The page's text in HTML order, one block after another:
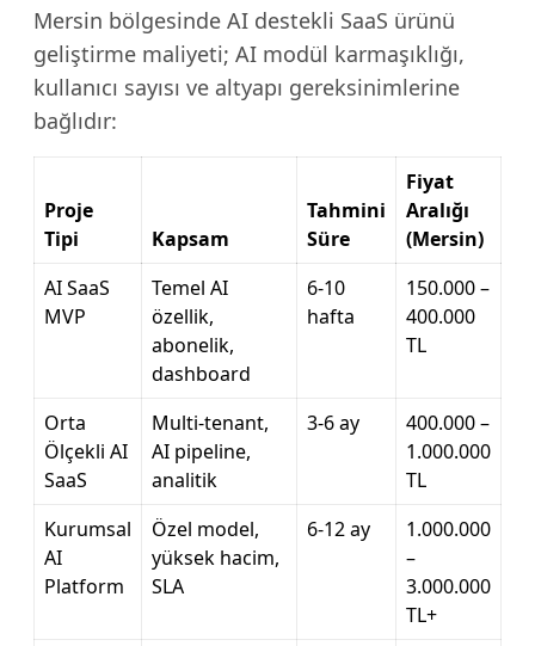
Mersin bölgesinde AI destekli SaaS ürünü
geliştirme maliyeti; AI modül karmaşıklığı,
kullanıcı sayısı ve altyapı gereksinimlerine
bağlıdır:
Proje
Tipi
Kapsam
Tahmini
Süre
Fiyat
Aralığı
(Mersin)
AI SaaS
MVP
Temel AI
özellik,
abonelik,
dashboard
6-10
hafta
150.000 –
400.000
TL
Orta
Ölçekli AI
SaaS
Multi-tenant,
AI pipeline,
analitik
3-6 ay
400.000 –
1.000.000
TL
Kurumsal
AI
Platform
Özel model,
yüksek hacim,
SLA
6-12 ay
1.000.000
–
3.000.000
TL+